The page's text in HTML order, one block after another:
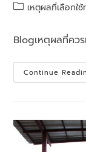
เหตุผลที่เลือกใ
Blogเหตุผลที่คว
Continue